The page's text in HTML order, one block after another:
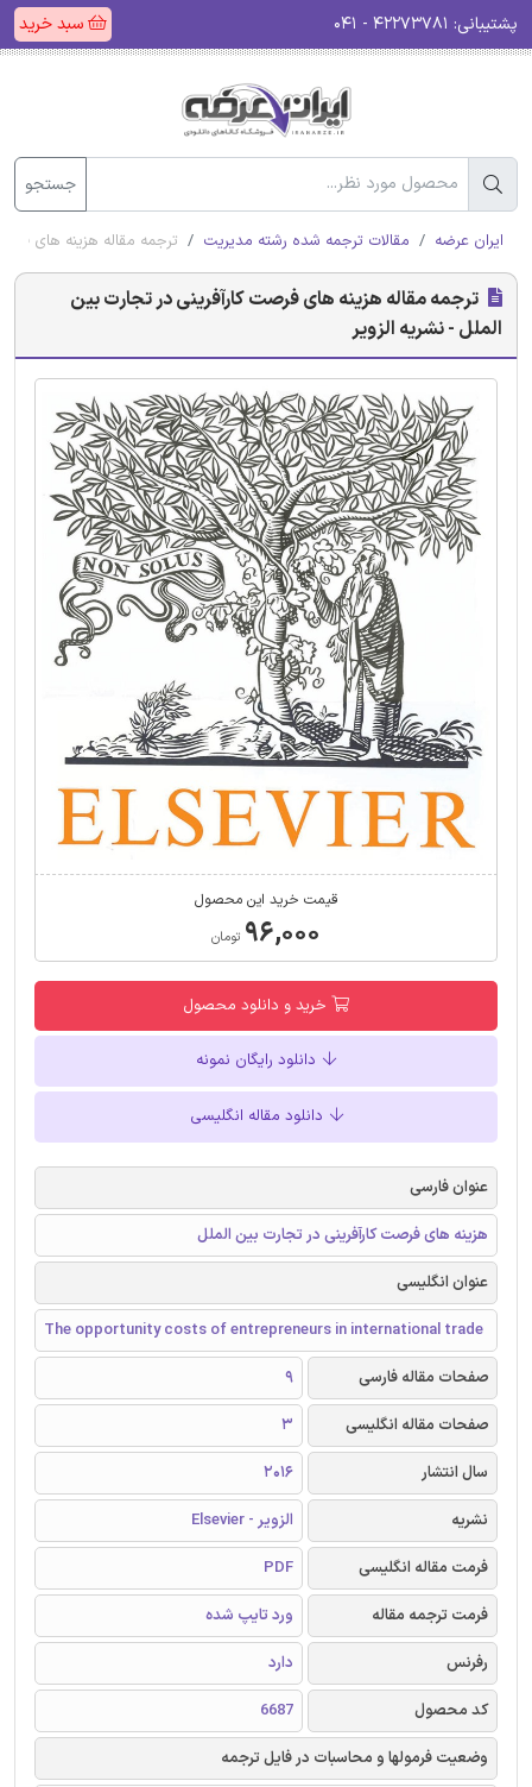
پشتیبانی: سبد خرید
جستجو
ایران عرضه مقالات ترجمه شده رشته مدیریت ترجمه مقاله هزینه های
ترجمه مقاله هزینه های فرصت کارآفرینی در تجارت بین
الملل - نشریه الزویر
قیمت خرید این محصول
۹۶,۰۰۰ تومان
خرید و دانلود محصول
دانلود رایگان نمونه
دانلود مقاله انگلیسی
عنوان فارسی
هزینه های فرصت کارآفرینی در تجارت بین الملل
عنوان انگلیسی
The opportunity costs of entrepreneurs in international trade
صفحات مقاله فارسی
9
صفحات مقاله انگلیسی
3
سال انتشار
2016
نشریه
الزویر - Elsevier
فرمت مقاله انگلیسی
PDF
فرمت ترجمه مقاله
ورد تایپ شده
رفرنس
دارد
کد محصول
6687
وضعیت فرمولها و محاسبات در فایل ترجمه